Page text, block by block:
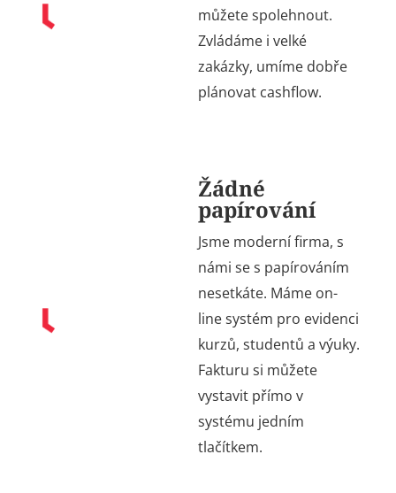
můžete spolehnout.
Zvládáme i velké
zakázky, umíme dobře
plánovat cashflow.
Žádné
papírování
Jsme moderní firma, s
námi se s papírováním
nesetkáte. Máme on-
line systém pro evidenci
kurzů, studentů a výuky.
Fakturu si můžete
vystavit přímo v
systému jedním
tlačítkem.